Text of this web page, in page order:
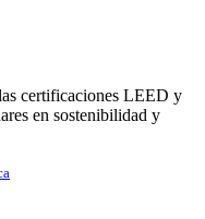
certificaciones LEED y
en sostenibilidad y